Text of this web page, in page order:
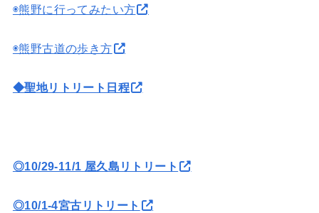
◉熊野に行ってみたい方
◉熊野古道の歩き方
◆聖地リトリート日程
◎10/29-11/1 屋久島リトリート
◎10/1-4宮古リトリート